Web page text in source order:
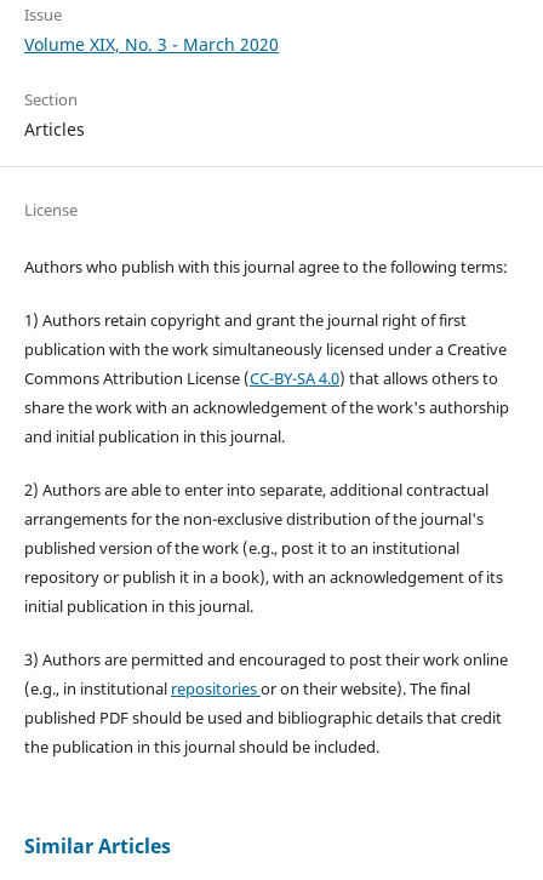
Issue
Volume XIX, No. 3 - March 2020
Section
Articles
License
Authors who publish with this journal agree to the following terms:
1) Authors retain copyright and grant the journal right of first
publication with the work simultaneously licensed under a Creative
Commons Attribution License (CC-BY-SA 4.0) that allows others to
share the work with an acknowledgement of the work's authorship
and initial publication in this journal.
2) Authors are able to enter into separate, additional contractual
arrangements for the non-exclusive distribution of the journal's
published version of the work (e.g., post it to an institutional
repository or publish it in a book), with an acknowledgement of its
initial publication in this journal.
3) Authors are permitted and encouraged to post their work online
(e.g., in institutional repositoriesor on their website). The final
published PDF should be used and bibliographic details that credit
the publication in this journal should be included.
Similar Articles